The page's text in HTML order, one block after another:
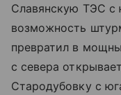
Славянскую ТЭС с
возможность
превратил в
с севера
Стародубовку с